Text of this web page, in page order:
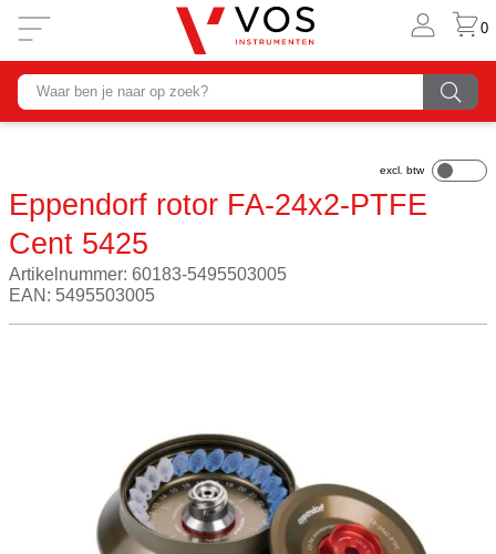
0
Eppendorf rotor FA-24x2-PTFE
Cent 5425
Artikelnummer: 60183-5495503005
EAN: 5495503005